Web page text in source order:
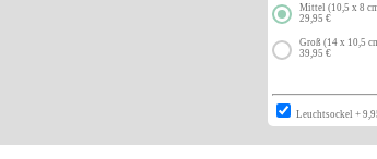
Mittel (10,5 x 8
29,95 €
Groß (14 x 10,5
39,95 €
Leuchtsockel +